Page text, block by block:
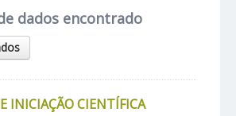
dados encontrado
INICIAÇÃO CIENTÍFICA